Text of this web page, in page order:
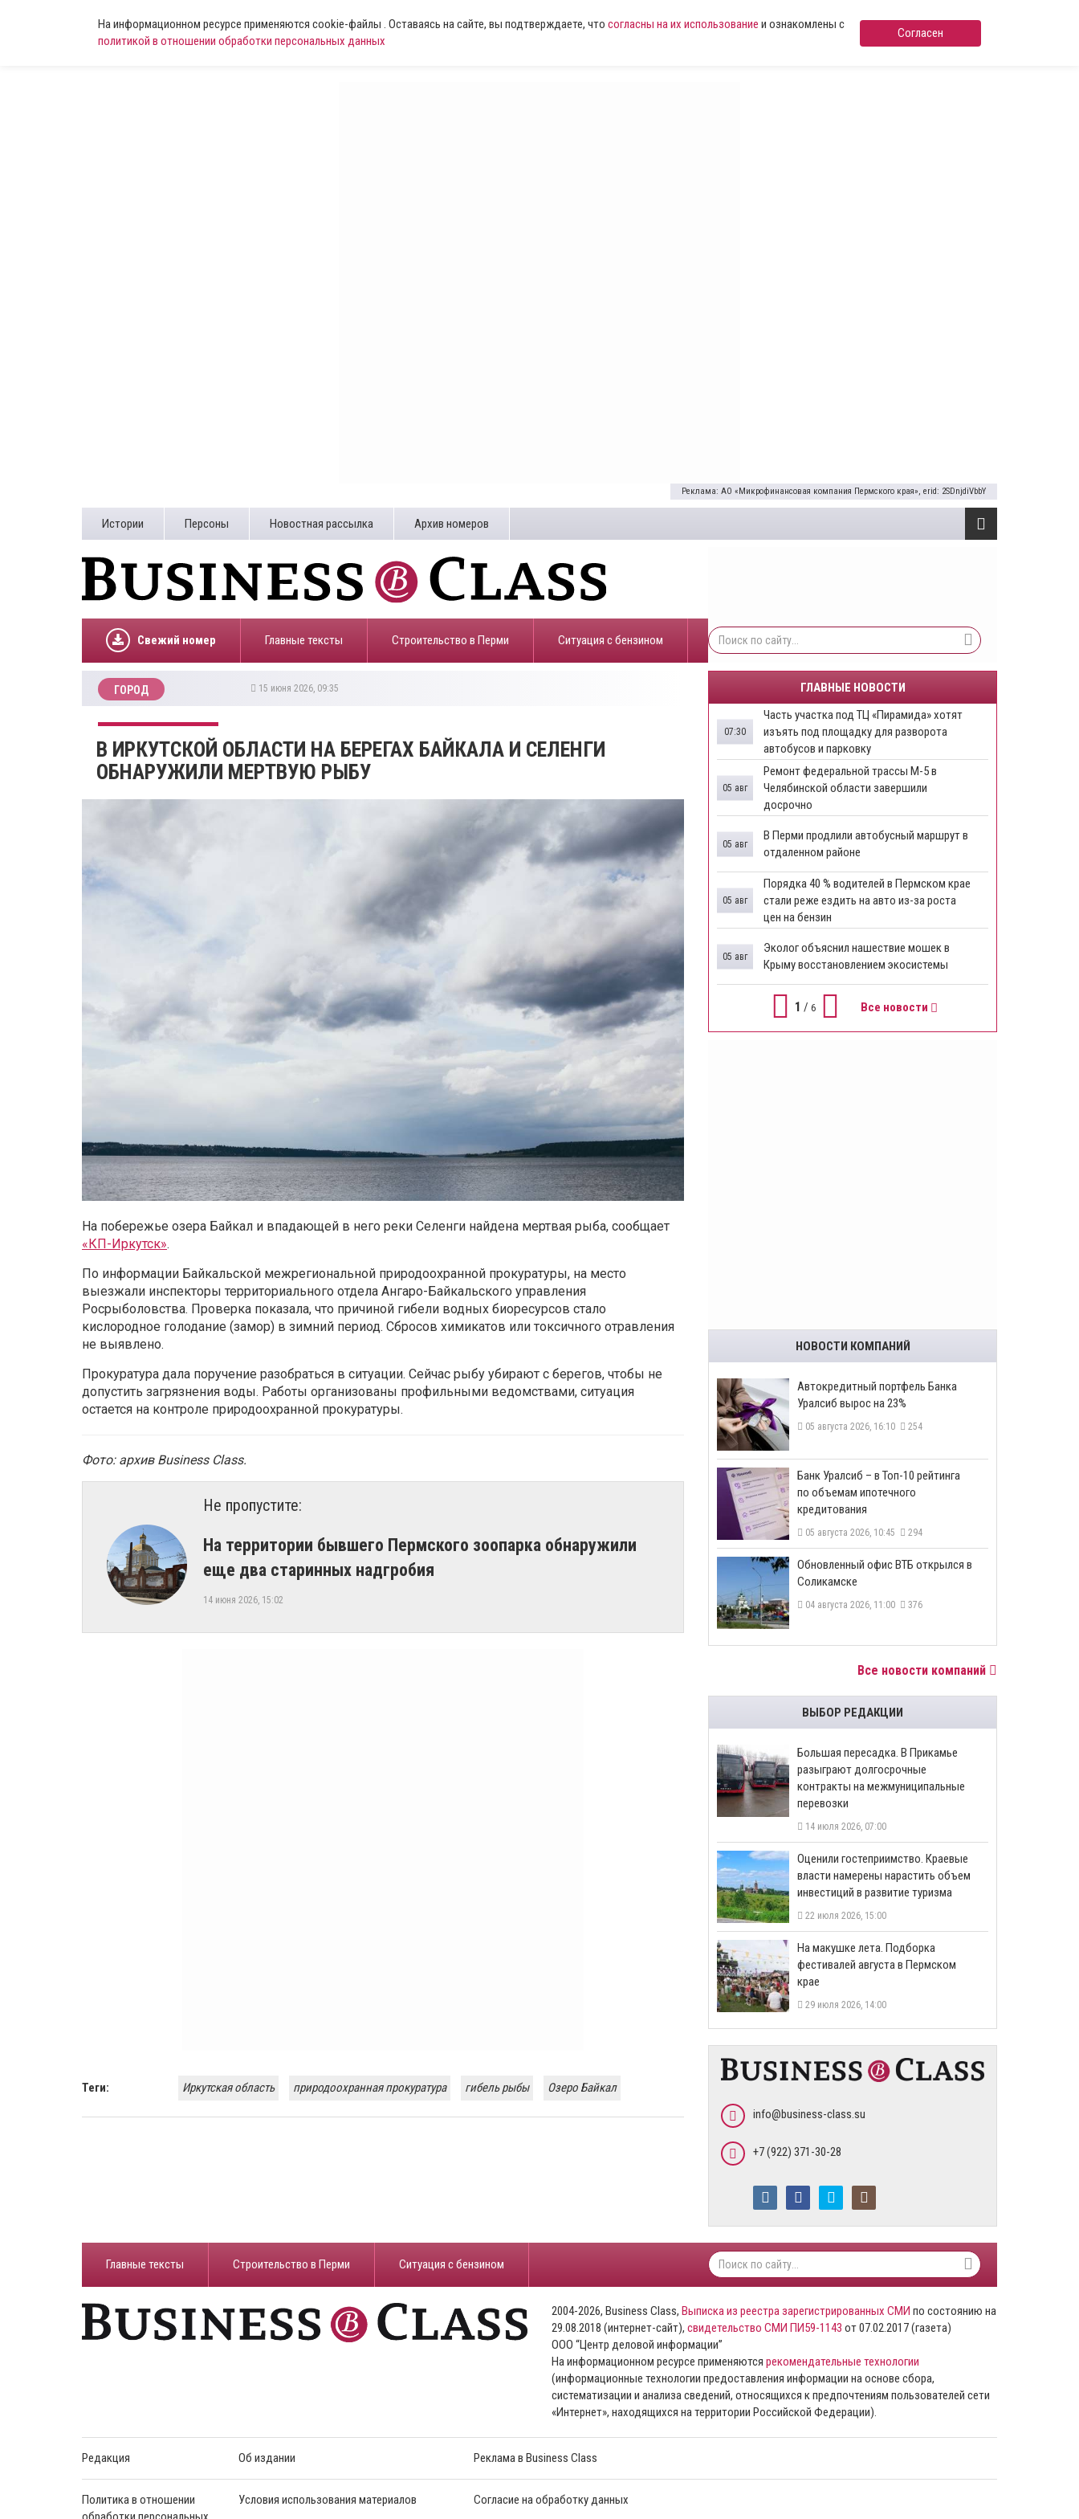
На информационном ресурсе применяются cookie-файлы . Оставаясь на сайте, вы подтверждаете, что согласны на их использование и ознакомлены с
политикой в отношении обработки персональных данных
Согласен
Реклама: АО «Микрофинансовая компания Пермского края», erid: 2SDnjdiVbbY
Истории Персоны Новостная рассылка Архив номеров
Свежий номер Главные тексты Строительство в Перми ​Ситуация с бензином
ГОРОД 15 июня 2026, 09:35
В ИРКУТСКОЙ ОБЛАСТИ НА БЕРЕГАХ БАЙКАЛА И СЕЛЕНГИ
ОБНАРУЖИЛИ МЕРТВУЮ РЫБУ
На побережье озера Байкал и впадающей в него реки Селенги найдена мертвая рыба, сообщает
«КП-Иркутск».
По информации Байкальской межрегиональной природоохранной прокуратуры, на место
выезжали инспекторы территориального отдела Ангаро-Байкальского управления
Росрыболовства. Проверка показала, что причиной гибели водных биоресурсов стало
кислородное голодание (замор) в зимний период. Сбросов химикатов или токсичного отравления
не выявлено.
Прокуратура дала поручение разобраться в ситуации. Сейчас рыбу убирают с берегов, чтобы не
допустить загрязнения воды. Работы организованы профильными ведомствами, ситуация
остается на контроле природоохранной прокуратуры.
Фото: архив Business Class.
Не пропустите:
На территории бывшего Пермского зоопарка обнаружили
еще два старинных надгробия
14 июня 2026, 15:02
Теги: Иркутская область природоохранная прокуратура гибель рыбы Озеро Байкал
ГЛАВНЫЕ НОВОСТИ
Часть участка под ТЦ «Пирамида» хотят
изъять под площадку для разворота
автобусов и парковку
07:30
Ремонт федеральной трассы М-5 в
Челябинской области завершили
досрочно
05 авг
​В Перми продлили автобусный маршрут в
отдаленном районе
05 авг
​Порядка 40 % водителей в Пермском крае
стали реже ездить на авто из-за роста
цен на бензин
05 авг
Эколог объяснил нашествие мошек в
Крыму восстановлением экосистемы
05 авг
1 / 6 Все новости
НОВОСТИ КОМПАНИЙ
​Автокредитный портфель Банка
Уралсиб вырос на 23%
05 августа 2026, 16:10 254
​Банк Уралсиб – в Топ-10 рейтинга
по объемам ипотечного
кредитования
05 августа 2026, 10:45 294
​Обновленный офис ВТБ открылся в
Соликамске
04 августа 2026, 11:00 376
Все новости компаний
ВЫБОР РЕДАКЦИИ
Большая пересадка. В Прикамье
разыграют долгосрочные
контракты на межмуниципальные
перевозки
14 июля 2026, 07:00
Оценили гостеприимство. Краевые
власти намерены нарастить объем
инвестиций в развитие туризма
22 июля 2026, 15:00
На макушке лета. Подборка
фестивалей августа в Пермском
крае
29 июля 2026, 14:00
info@business-class.su
+7 (922) 371-30-28
Главные тексты Строительство в Перми ​Ситуация с бензином
2004-2026, Business Class, Выписка из реестра зарегистрированных СМИ по состоянию на
29.08.2018 (интернет-сайт), свидетельство СМИ ПИ59-1143 от 07.02.2017 (газета)
ООО “Центр деловой информации”
На информационном ресурсе применяются рекомендательные технологии
(информационные технологии предоставления информации на основе сбора,
систематизации и анализа сведений, относящихся к предпочтениям пользователей сети
«Интернет», находящихся на территории Российской Федерации).
Редакция Об издании Реклама в Business Class
Политика в отношении
Условия использования материалов Согласие на обработку данных